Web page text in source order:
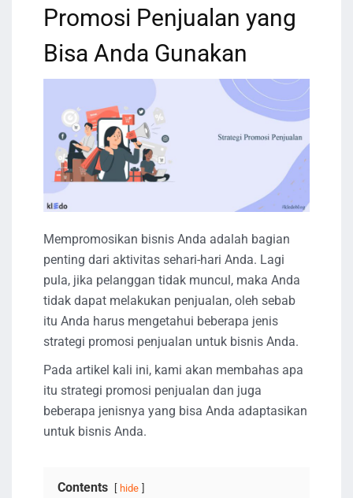
Promosi Penjualan yang
Bisa Anda Gunakan
Mempromosikan bisnis Anda adalah bagian
penting dari aktivitas sehari-hari Anda. Lagi
pula, jika pelanggan tidak muncul, maka Anda
tidak dapat melakukan penjualan, oleh sebab
itu Anda harus mengetahui beberapa jenis
strategi promosi penjualan untuk bisnis Anda.
Pada artikel kali ini, kami akan membahas apa
itu strategi promosi penjualan dan juga
beberapa jenisnya yang bisa Anda adaptasikan
untuk bisnis Anda.
Contents hide